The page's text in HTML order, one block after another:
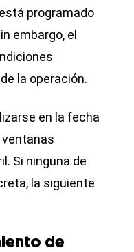
está programado
embargo, el
la operación.
en la fecha
Si ninguna de
la siguiente
de